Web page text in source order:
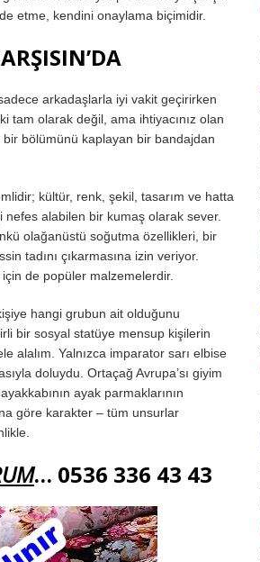
etme, kendini onaylama biçimidir.
arkadaşlarla iyi vakit geçirirken
tam olarak değil, ama ihtiyacınız olan
bölümünü kaplayan bir bandajdan
kültür, renk, şekil, tasarım ve hatta
alabilen bir kumaş olarak sever.
olağanüstü soğutma özellikleri, bir
tadını çıkarmasına izin veriyor.
de popüler malzemelerdir.
hangi grubun ait olduğunu
bir sosyal statüye mensup kişilerin
alalım. Yalnızca imparator sarı elbise
doluydu. Ortaçağ Avrupa’sı giyim
ayak parmaklarının
göre karakter – tüm unsurlar
… 0536 336 43 43